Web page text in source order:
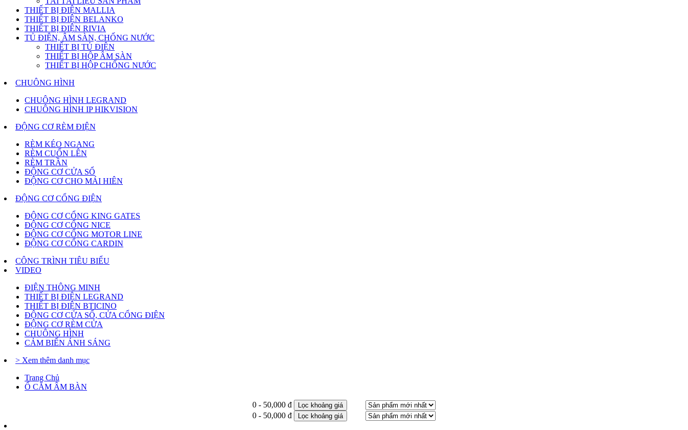
THIẾT BỊ ĐIỆN MALLIA
THIẾT BỊ ĐIỆN BELANKO
THIẾT BỊ ĐIỆN RIVIA
TỦ ĐIỆN, ÂM SÀN, CHỐNG NƯỚC
THIẾT BỊ TỦ ĐIỆN
THIẾT BỊ HỘP ÂM SÀN
THIẾT BỊ HỘP CHỐNG NƯỚC
CHUÔNG HÌNH
CHUÔNG HÌNH LEGRAND
CHUÔNG HÌNH IP HIKVISION
ĐỘNG CƠ RÈM ĐIỆN
RÈM KÉO NGANG
RÈM CUỐN LÊN
RÈM TRẦN
ĐỘNG CƠ CỬA SỔ
ĐỘNG CƠ CHO MÁI HIÊN
ĐỘNG CƠ CỔNG ĐIỆN
ĐỘNG CƠ CỔNG KING GATES
ĐỘNG CƠ CỔNG NICE
ĐỘNG CƠ CỔNG MOTOR LINE
ĐỘNG CƠ CỔNG CARDIN
CÔNG TRÌNH TIÊU BIỂU
VIDEO
ĐIỆN THÔNG MINH
THIẾT BỊ ĐIỆN LEGRAND
THIẾT BỊ ĐIỆN BTICINO
ĐỘNG CƠ CỬA SỔ, CỬA CỔNG ĐIỆN
ĐỘNG CƠ RÈM CỬA
CHUÔNG HÌNH
CẢM BIẾN ÁNH SÁNG
> Xem thêm danh mục
Trang Chủ
Ổ CẮM ÂM BÀN
0 - 50,000 đ Lọc khoảng giá
0 - 50,000 đ Lọc khoảng giá